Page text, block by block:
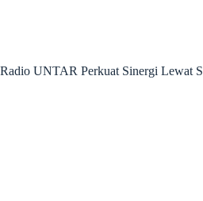
UNTAR Perkuat Sinergi Lewat